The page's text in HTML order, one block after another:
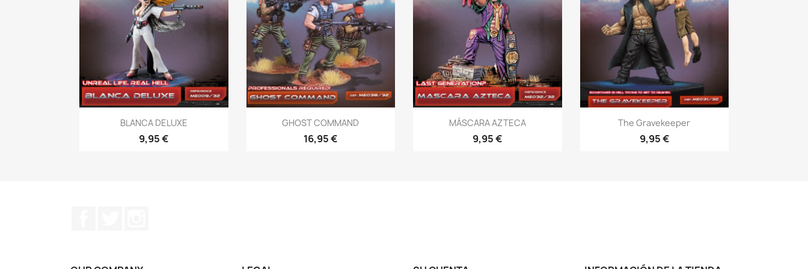
Vista rápida
BLANCA DELUXE
9,95 €
Vista rápida
GHOST COMMAND
16,95 €
Vista rápida
MÁSCARA AZTECA
9,95 €
Vista rápida
The Gravekeeper
9,95 €